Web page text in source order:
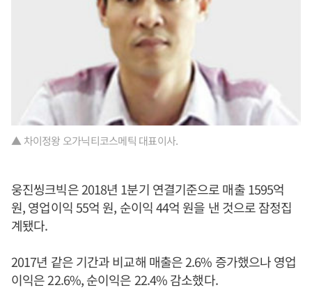
▲ 차이정왕 오가닉티코스메틱 대표이사.
웅진씽크빅은 2018년 1분기 연결기준으로 매출 1595억
원, 영업이익 55억 원, 순이익 44억 원을 낸 것으로 잠정집
계됐다.
2017년 같은 기간과 비교해 매출은 2.6% 증가했으나 영업
이익은 22.6%, 순이익은 22.4% 감소했다.